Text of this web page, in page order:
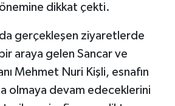
önemine dikkat çekti.
gerçekleşen ziyaretlerde
araya gelen Sancar ve
Mehmet Nuri Kişli, esnafın
olmaya devam edeceklerini